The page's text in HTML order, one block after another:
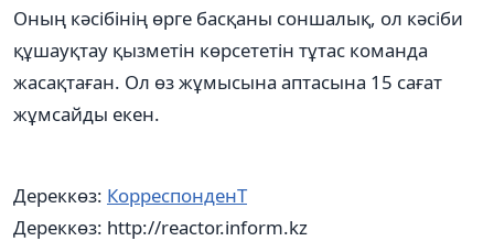
Оның кәсібінің өрге басқаны соншалық, ол кәсіби
құшауқтау қызметін көрсететін тұтас команда
жасақтаған. Ол өз жұмысына аптасына 15 сағат
жұмсайды екен.
Дереккөз: КорреспонденТ
Дереккөз: http://reactor.inform.kz